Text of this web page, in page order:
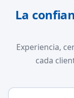
La
Experiencia,
cada